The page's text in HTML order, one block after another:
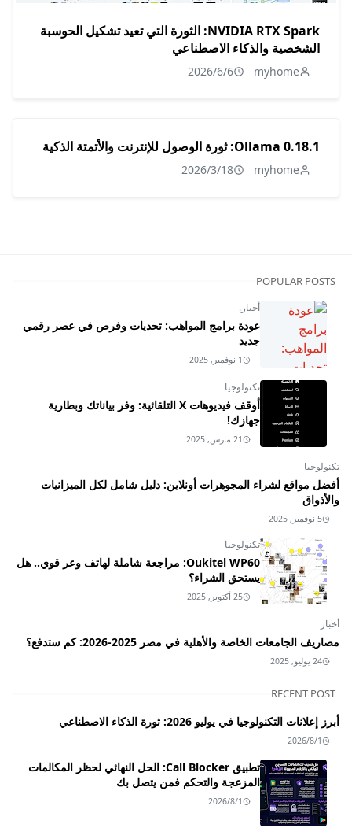
NVIDIA RTX Spark: الثورة التي تعيد تشكيل الحوسبة
الشخصية والذكاء الاصطناعي
myhome
2026/6/6
Ollama 0.18.1: ثورة الوصول للإنترنت والأتمتة الذكية
myhome
2026/3/18
POPULAR POSTS
أخبار.
عودة برامج المواهب: تحديات وفرص في عصر رقمي
جديد
1 نوفمبر, 2025
تكنولوجيا
أوقف فيديوهات X التلقائية: وفر بياناتك وبطارية
جهازك!
21 مارس, 2025
تكنولوجيا
أفضل مواقع لشراء المجوهرات أونلاين: دليل شامل لكل الميزانيات
والأذواق
5 نوفمبر, 2025
تكنولوجيا
Oukitel WP60: مراجعة شاملة لهاتف وعر قوي.. هل
يستحق الشراء؟
25 أكتوبر, 2025
أخبار
مصاريف الجامعات الخاصة والأهلية في مصر 2025-2026: كم ستدفع؟
24 يوليو, 2025
RECENT POST
أبرز إعلانات التكنولوجيا في يوليو 2026: ثورة الذكاء الاصطناعي
2026/8/1
تطبيق Call Blocker: الحل النهائي لحظر المكالمات
المزعجة والتحكم فمن يتصل بك
2026/8/1